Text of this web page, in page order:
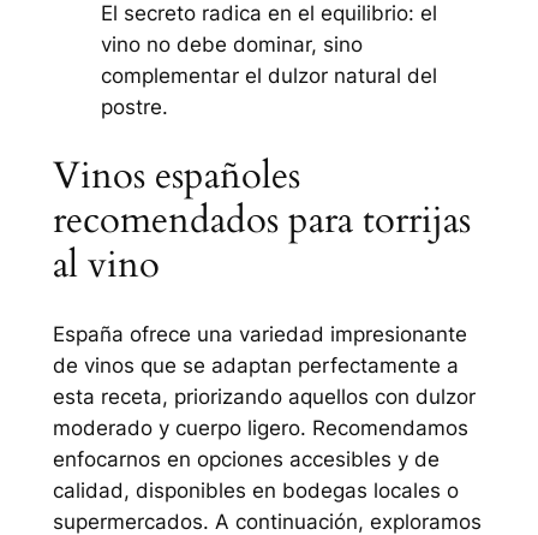
El secreto radica en el equilibrio: el
vino no debe dominar, sino
complementar el dulzor natural del
postre.
Vinos españoles
recomendados para torrijas
al vino
España ofrece una variedad impresionante
de vinos que se adaptan perfectamente a
esta receta, priorizando aquellos con dulzor
moderado y cuerpo ligero. Recomendamos
enfocarnos en opciones accesibles y de
calidad, disponibles en bodegas locales o
supermercados. A continuación, exploramos